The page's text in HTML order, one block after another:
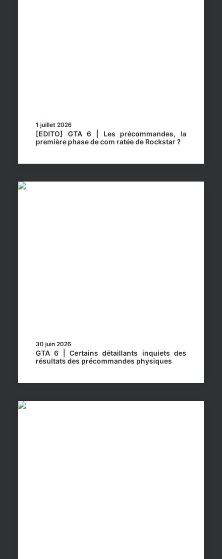
1 juillet 2026
[EDITO] GTA 6 | Les précommandes, la
première phase de com ratée de Rockstar ?
30 juin 2026
GTA 6 | Certains détaillants inquiets des
résultats des précommandes physiques